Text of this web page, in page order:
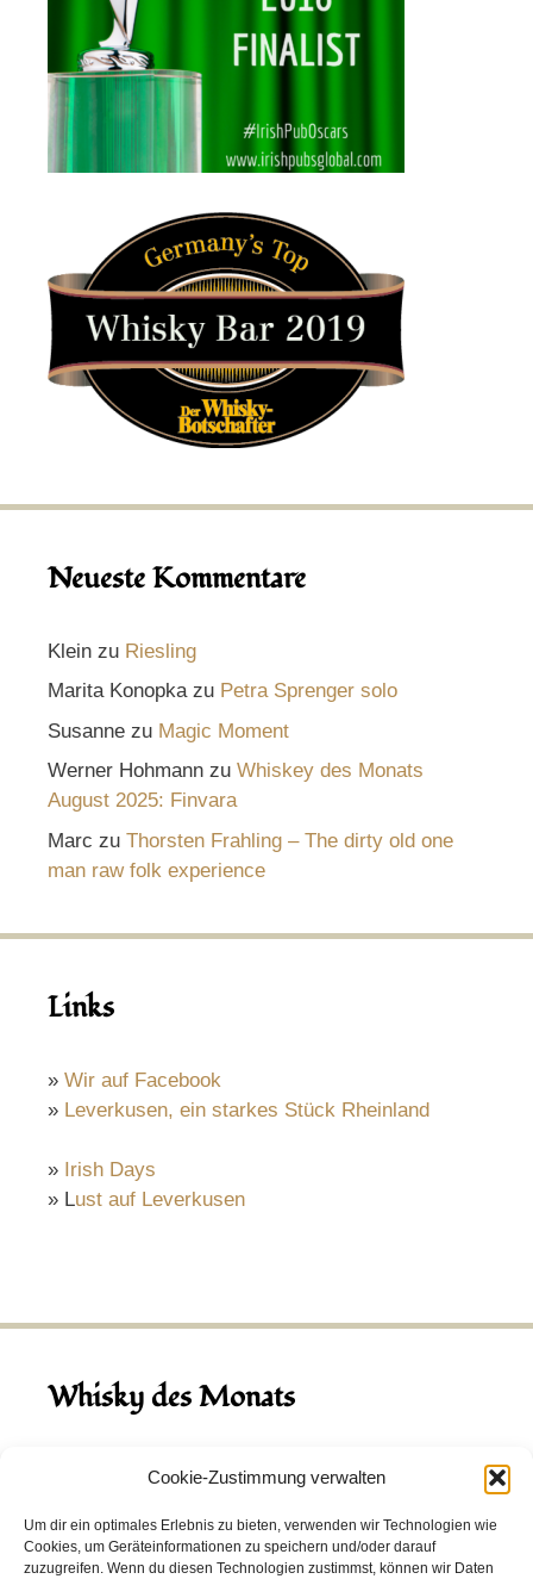
Cookie-Zustimmung verwalten
Um dir ein optimales Erlebnis zu bieten, verwenden wir Technologien wie
Cookies, um Geräteinformationen zu speichern und/oder darauf
zuzugreifen. Wenn du diesen Technologien zustimmst, können wir Daten
Neueste Kommentare
Klein zu Riesling
Marita Konopkazu Petra Sprenger solo
Susanne zu Magic Moment
Werner Hohmann zu Whiskey des Monats
August 2025: Finvara
Marc zu Thorsten Frahling – The dirty old one
man raw folk experience
Links
» Wir auf Facebook
» Leverkusen, ein starkes Stück Rheinland
» Irish Days
» Lust auf Leverkusen
Whisky des Monats
August 2026
Hinch Double Wood
Destillerie:Hinch(Irland)